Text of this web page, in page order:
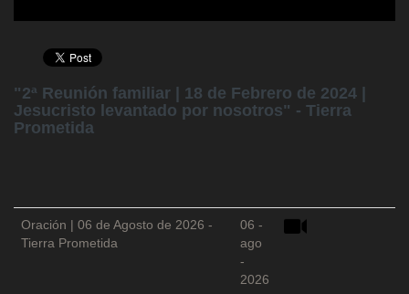
"2ª Reunión familiar | 18 de Febrero de 2024 |
Jesucristo levantado por nosotros" - Tierra
Prometida
Oración | 06 de Agosto de 2026 -
Tierra Prometida
06 -
ago
-
2026